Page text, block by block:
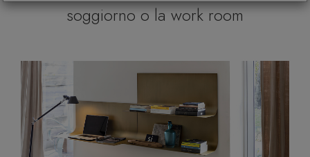
soggiorno o la work room